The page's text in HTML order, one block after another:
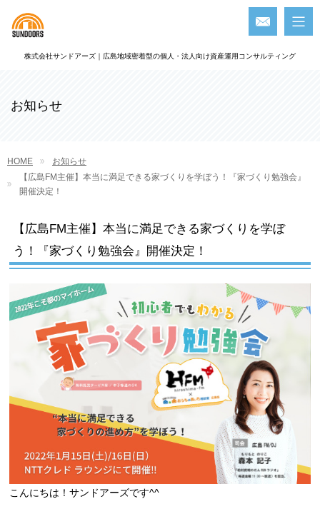
株式会社サンドアーズ｜広島地域密着型の個人・法人向け資産運用コンサルティング
お知らせ
HOME
お知らせ
【広島FM主催】本当に満足できる家づくりを学ぼう！『家づくり勉強会』
開催決定！
【広島FM主催】本当に満足できる家づくりを学ぼ
う！『家づくり勉強会』開催決定！
こんにちは！サンドアーズです^^